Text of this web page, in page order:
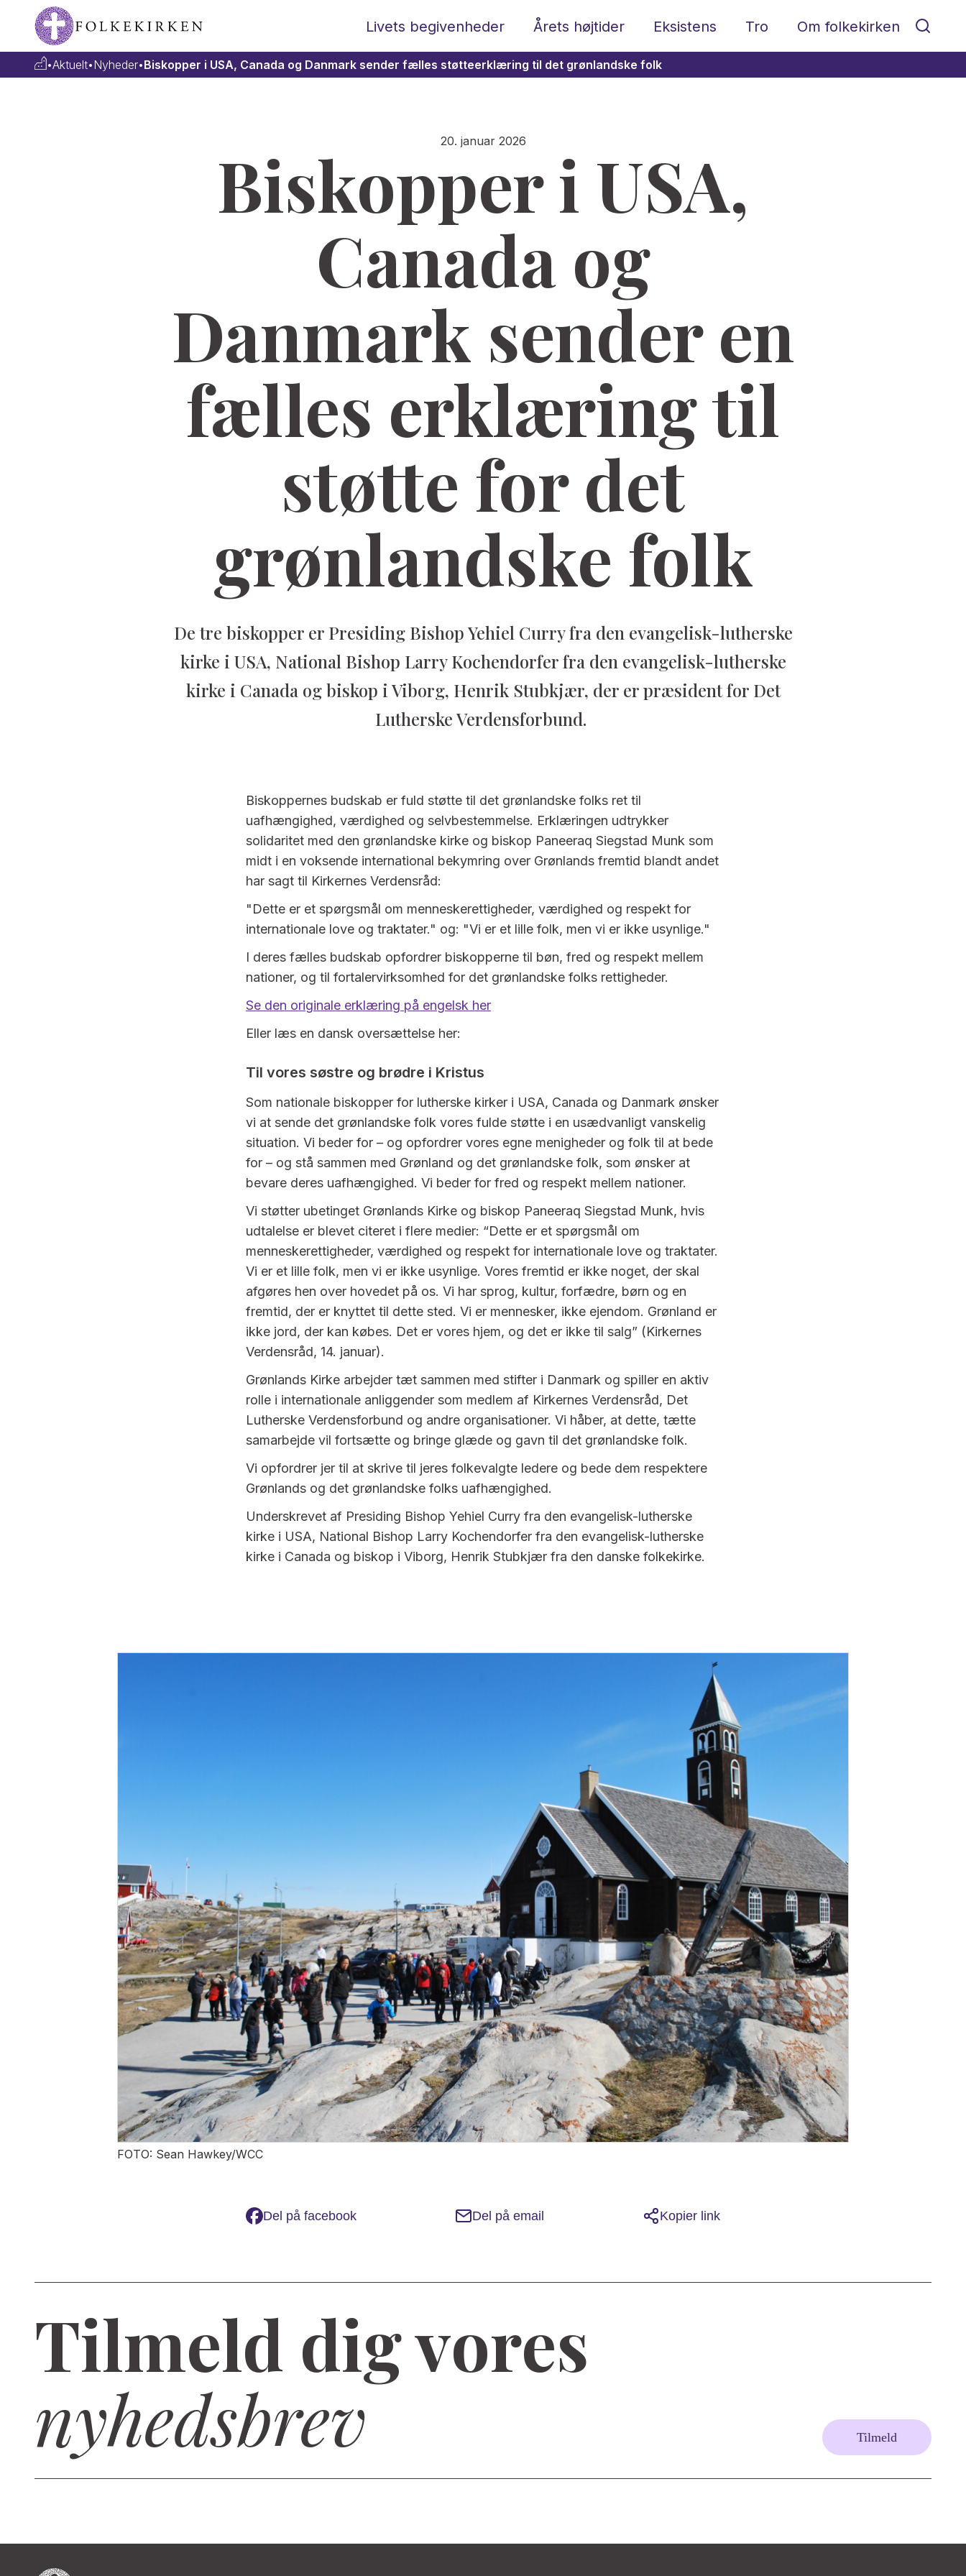
Livets begivenheder Årets højtider Eksistens Tro Om folkekirken
•Aktuelt•Nyheder•Biskopper i USA, Canada og Danmark sender fælles støtteerklæring til det grønlandske folk
20. januar 2026
Biskopper i USA,
Canada og
Danmark sender en
fælles erklæring til
støtte for det
grønlandske folk
De tre biskopper er Presiding Bishop Yehiel Curry fra den evangelisk-lutherske
kirke i USA, National Bishop Larry Kochendorfer fra den evangelisk-lutherske
kirke i Canada og biskop i Viborg, Henrik Stubkjær, der er præsident for Det
Lutherske Verdensforbund.
Biskoppernes budskab er fuld støtte til det grønlandske folks ret til
uafhængighed, værdighed og selvbestemmelse. Erklæringen udtrykker
solidaritet med den grønlandske kirke og biskop Paneeraq Siegstad Munk som
midt i en voksende international bekymring over Grønlands fremtid blandt andet
har sagt til Kirkernes Verdensråd:
"Dette er et spørgsmål om menneskerettigheder, værdighed og respekt for
internationale love og traktater." og: "Vi er et lille folk, men vi er ikke usynlige."
I deres fælles budskab opfordrer biskopperne til bøn, fred og respekt mellem
nationer, og til fortalervirksomhed for det grønlandske folks rettigheder.
Se den originale erklæring på engelsk her
Eller læs en dansk oversættelse her:
Til vores søstre og brødre i Kristus
Som nationale biskopper for lutherske kirker i USA, Canada og Danmark ønsker
vi at sende det grønlandske folk vores fulde støtte i en usædvanligt vanskelig
situation. Vi beder for – og opfordrer vores egne menigheder og folk til at bede
for – og stå sammen med Grønland og det grønlandske folk, som ønsker at
bevare deres uafhængighed. Vi beder for fred og respekt mellem nationer.
Vi støtter ubetinget Grønlands Kirke og biskop Paneeraq Siegstad Munk, hvis
udtalelse er blevet citeret i flere medier: “Dette er et spørgsmål om
menneskerettigheder, værdighed og respekt for internationale love og traktater.
Vi er et lille folk, men vi er ikke usynlige. Vores fremtid er ikke noget, der skal
afgøres hen over hovedet på os. Vi har sprog, kultur, forfædre, børn og en
fremtid, der er knyttet til dette sted. Vi er mennesker, ikke ejendom. Grønland er
ikke jord, der kan købes. Det er vores hjem, og det er ikke til salg” (Kirkernes
Verdensråd, 14. januar).
Grønlands Kirke arbejder tæt sammen med stifter i Danmark og spiller en aktiv
rolle i internationale anliggender som medlem af Kirkernes Verdensråd, Det
Lutherske Verdensforbund og andre organisationer. Vi håber, at dette, tætte
samarbejde vil fortsætte og bringe glæde og gavn til det grønlandske folk.
Vi opfordrer jer til at skrive til jeres folkevalgte ledere og bede dem respektere
Grønlands og det grønlandske folks uafhængighed.
Underskrevet af Presiding Bishop Yehiel Curry fra den evangelisk-lutherske
kirke i USA, National Bishop Larry Kochendorfer fra den evangelisk-lutherske
kirke i Canada og biskop i Viborg, Henrik Stubkjær fra den danske folkekirke.
FOTO: Sean Hawkey/WCC
Del på facebook Del på email Kopier link
Tilmeld dig vores
nyhedsbrev
Tilmeld